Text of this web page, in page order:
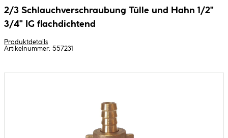
2/3 Schlauchverschraubung Tülle und Hahn 1/2"
3/4" IG flachdichtend
Produktdetails
Artikelnummer: 557231